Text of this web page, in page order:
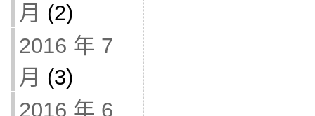
月 (2)
2016 年 7
月 (3)
2016 年 6